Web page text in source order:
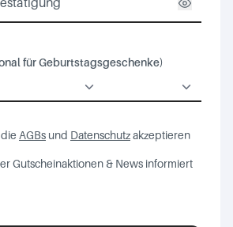
für Geburtstagsgeschenke)
AGBs und Datenschutzakzeptieren
Gutscheinaktionen & News informiert